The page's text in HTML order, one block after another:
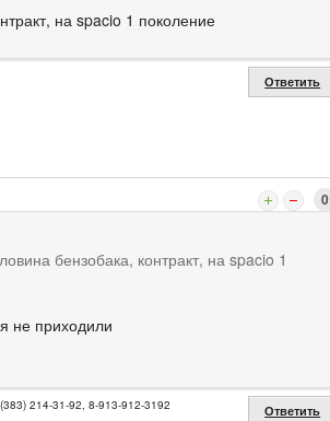
на spacio 1 поколение
Ответить
0
бензобака, контракт, на spacio 1
не приходили
214-31-92, 8-913-912-3192 Ответить